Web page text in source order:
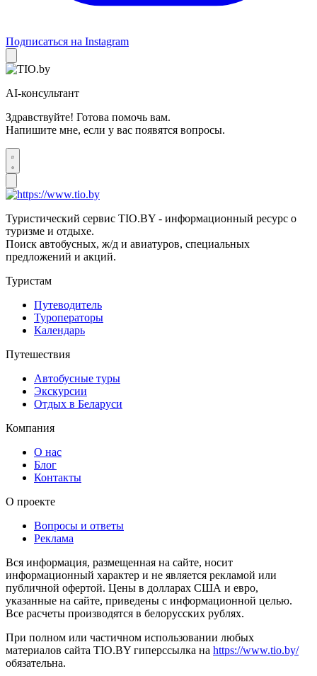
Подписаться на Instagram
AI-консультант
Здравствуйте! Готова помочь вам.
Напишите мне, если у вас появятся вопросы.
Туристический сервис TIO.BY - информационный ресурс о
туризме и отдыхе.
Поиск автобусных, ж/д и авиатуров, специальных
предложений и акций.
Туристам
Путеводитель
Туроператоры
Календарь
Путешествия
Автобусные туры
Экскурсии
Отдых в Беларуси
Компания
О нас
Блог
Контакты
О проекте
Вопросы и ответы
Реклама
Вся информация, размещенная на сайте, носит
информационный характер и не является рекламой или
публичной офертой. Цены в долларах США и евро,
указанные на сайте, приведены с информационной целью.
Все расчеты производятся в белорусских рублях.
При полном или частичном использовании любых
материалов сайта TIO.BY гиперссылка на https://www.tio.by/
обязательна.